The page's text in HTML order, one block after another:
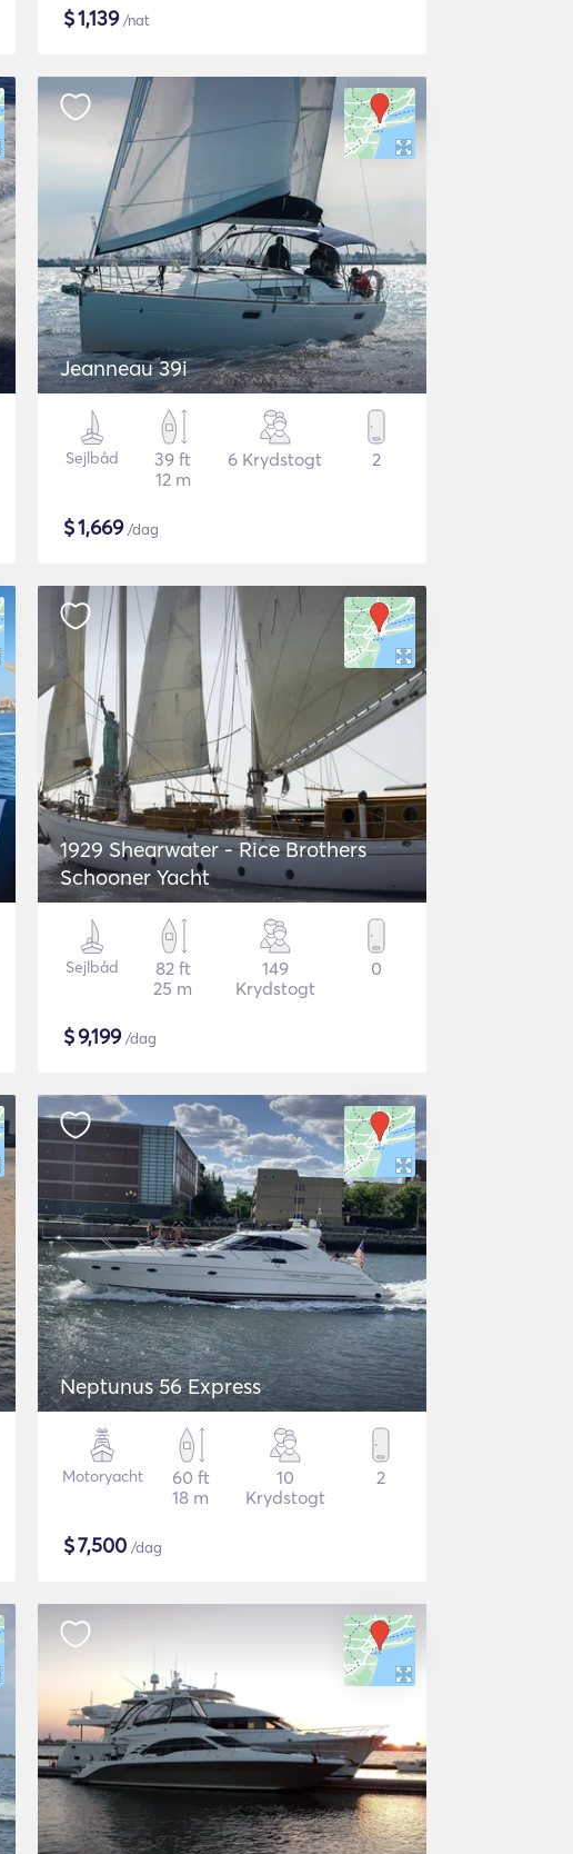
$1,139/nat
Jeanneau 39i
Sejlbåd
39 ft
12 m
6 Krydstogt 2
$1,669/dag
1929 Shearwater - Rice Brothers
Schooner Yacht
Sejlbåd
82 ft
25 m
149
Krydstogt
0
$9,199/dag
Neptunus 56 Express
Motoryacht
60 ft
18 m
10
Krydstogt
2
$7,500 /dag